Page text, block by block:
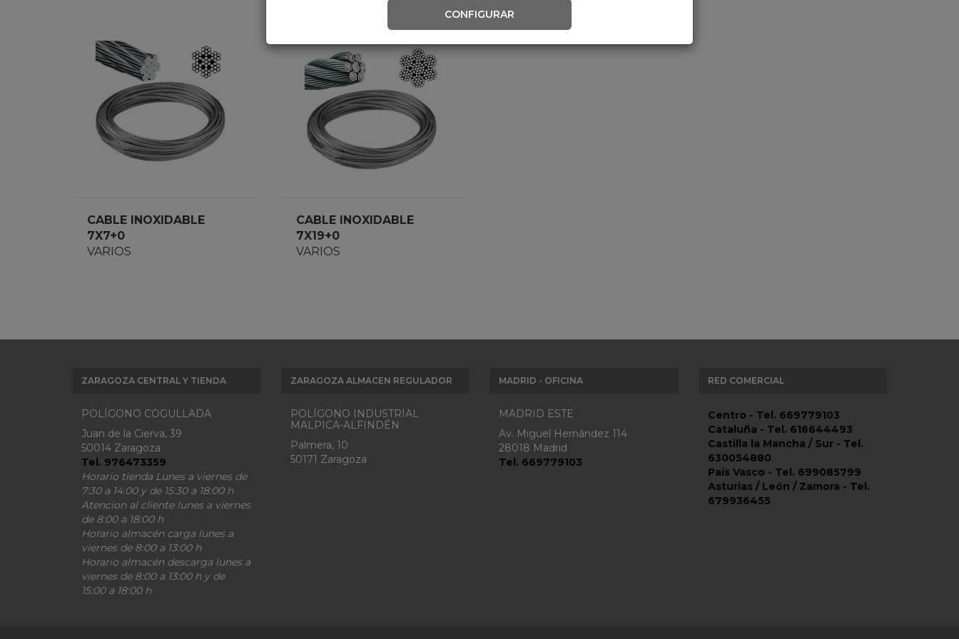
CABLE INOXIDABLE
7X7+0
VARIOS
CABLE INOXIDABLE
7X19+0
VARIOS
ZARAGOZA CENTRAL Y TIENDA
POLÍGONO COGULLADA
Juan de la Cierva, 39
50014 Zaragoza
Tel. 976473359
Horario tienda Lunes a viernes de
7:30 a 14:00 y de 15:30 a 18:00 h
Atencion al cliente lunes a viernes
de 8:00 a 18:00 h
Horario almacén carga lunes a
viernes de 8:00 a 13:00 h
Horario almacén descarga lunes a
viernes de 8:00 a 13:00 h y de
15:00 a 18:00 h
ZARAGOZA ALMACEN REGULADOR
POLÍGONO INDUSTRIAL
MALPICA-ALFINDÉN
Palmera, 10
50171 Zaragoza
MADRID - OFICINA
MADRID ESTE
Av. Miguel Hernández 114
28018 Madrid
Tel. 669779103
RED COMERCIAL
Centro - Tel. 669779103
Cataluña - Tel. 616644493
Castilla la Mancha / Sur - Tel.
630054880
País Vasco - Tel. 699085799
Asturias / León / Zamora - Tel.
679936455
CONFIGURAR